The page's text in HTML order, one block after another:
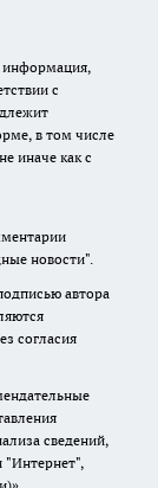
информация,
с
в том числе
иначе как с
новости".
автора
согласия
сведений,
"Интернет",